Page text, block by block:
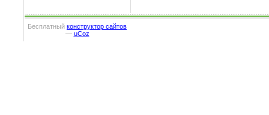
Бесплатный конструктор сайтов
— uCoz